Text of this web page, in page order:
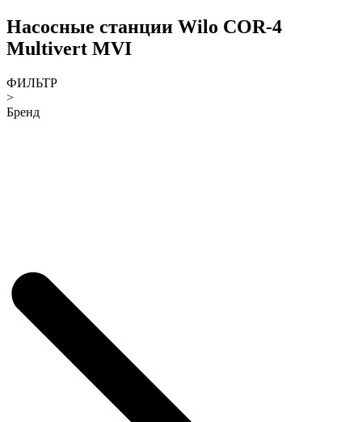
Насосные станции Wilo COR-4
Multivert MVI
ФИЛЬТР
>
Бренд